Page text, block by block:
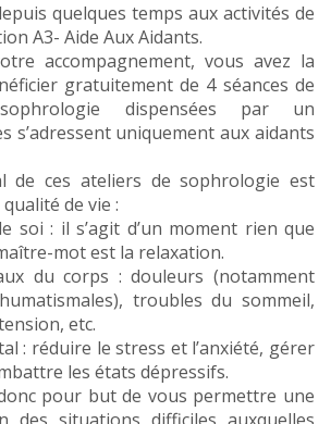
quelques temps aux activités de
A3- Aide Aux Aidants.
accompagnement, vous avez la
gratuitement de 4 séances de
dispensées par un
s’adressent uniquement aux aidants
de ces ateliers de sophrologie est
de vie :
soi : il s’agit d’un moment rien que
mot est la relaxation.
du corps : douleurs (notamment
troubles du sommeil,
etc.
: réduire le stress et l’anxiété, gérer
les états dépressifs.
pour but de vous permettre une